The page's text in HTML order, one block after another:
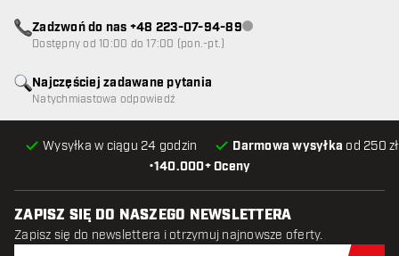
•140.000+ Oceny
Wysyłka w ciągu 24 godzin Darmowa wysyłka od 250
Najczęściej zadawane pytania
Natychmiastowa odpowiedź
Zadzwoń do nas +48 223-07-94-89Obsługa klienta niedostępna
Dostępny od 10:00 do 17:00 (pon.-pt.)
ZAPISZ SIĘ DO NASZEGO NEWSLETTERA
Zapisz się do newslettera i otrzymuj najnowsze oferty.